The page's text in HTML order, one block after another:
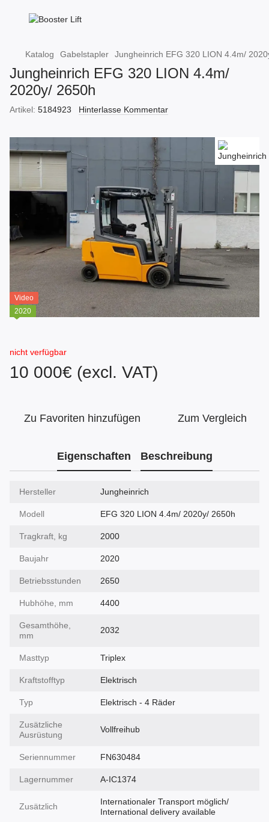
Katalog Gabelstapler Jungheinrich EFG 320 LION 4.4m/
Jungheinrich EFG 320 LION 4.4m/
2020y/ 2650h
Artikel: 5184923 Hinterlasse Kommentar
Video
2020
nicht verfügbar
10 000€ (excl. VAT)
Zu Favoriten hinzufügen Zum Vergleich
Eigenschaften Beschreibung
Hersteller Jungheinrich
Modell EFG 320 LION 4.4m/ 2020y/ 2650h
Tragkraft, kg 2000
Baujahr 2020
Betriebsstunden 2650
Hubhöhe, mm 4400
Gesamthöhe,
mm
2032
Masttyp Triplex
Kraftstofftyp Elektrisch
Typ Elektrisch - 4 Räder
Zusätzliche
Ausrüstung
Vollfreihub
Seriennummer FN630484
Lagernummer A-IC1374
Zusätzlich
Internationaler Transport möglich/
International delivery available